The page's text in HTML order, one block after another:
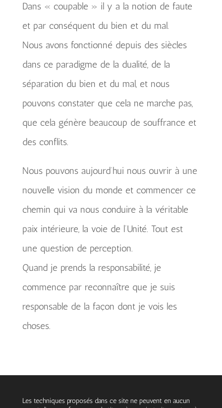
Dans « coupable » il y a la notion de faute
et par conséquent du bien et du mal.
Nous avons fonctionné depuis des siècles
dans ce paradigme de la dualité, de la
séparation du bien et du mal, et nous
pouvons constater que cela ne marche pas,
que cela génère beaucoup de souffrance et
des conflits.
Nous pouvons aujourd’hui nous ouvrir à une
nouvelle vision du monde et commencer ce
chemin qui va nous conduire à la véritable
paix intérieure, la voie de l’Unité. Tout est
une question de perception.
Quand je prends la responsabilité, je
commence par reconnaître que je suis
responsable de la façon dont je vois les
choses.
Les techniques proposés dans ce site ne peuvent en aucun